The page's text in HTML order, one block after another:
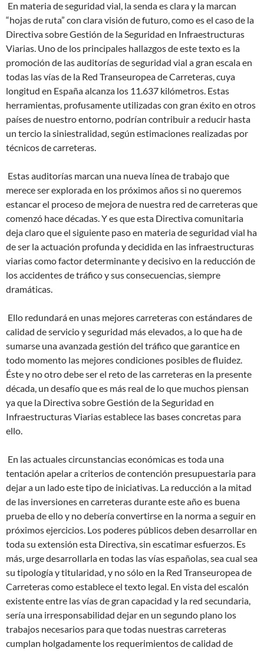
En materia de seguridad vial, la senda es clara y la marcan
“hojas de ruta” con clara visión de futuro, como es el caso de la
Directiva sobre Gestión de la Seguridad en Infraestructuras
Viarias. Uno de los principales hallazgos de este texto es la
promoción de las auditorías de seguridad vial a gran escala en
todas las vías de la Red Transeuropea de Carreteras, cuya
longitud en España alcanza los 11.637 kilómetros. Estas
herramientas, profusamente utilizadas con gran éxito en otros
países de nuestro entorno, podrían contribuir a reducir hasta
un tercio la siniestralidad, según estimaciones realizadas por
técnicos de carreteras.
Estas auditorías marcan una nueva línea de trabajo que
merece ser explorada en los próximos años si no queremos
estancar el proceso de mejora de nuestra red de carreteras que
comenzó hace décadas. Y es que esta Directiva comunitaria
deja claro que el siguiente paso en materia de seguridad vial ha
de ser la actuación profunda y decidida en las infraestructuras
viarias como factor determinante y decisivo en la reducción de
los accidentes de tráfico y sus consecuencias, siempre
dramáticas.
Ello redundará en unas mejores carreteras con estándares de
calidad de servicio y seguridad más elevados, a lo que ha de
sumarse una avanzada gestión del tráfico que garantice en
todo momento las mejores condiciones posibles de fluidez.
Éste y no otro debe ser el reto de las carreteras en la presente
década, un desafío que es más real de lo que muchos piensan
ya que la Directiva sobre Gestión de la Seguridad en
Infraestructuras Viarias establece las bases concretas para
ello.
En las actuales circunstancias económicas es toda una
tentación apelar a criterios de contención presupuestaria para
dejar a un lado este tipo de iniciativas. La reducción a la mitad
de las inversiones en carreteras durante este año es buena
prueba de ello y no debería convertirse en la norma a seguir en
próximos ejercicios. Los poderes públicos deben desarrollar en
toda su extensión esta Directiva, sin escatimar esfuerzos. Es
más, urge desarrollarla en todas las vías españolas, sea cual sea
su tipología y titularidad, y no sólo en la Red Transeuropea de
Carreteras como establece el texto legal. En vista del escalón
existente entre las vías de gran capacidad y la red secundaria,
sería una irresponsabilidad dejar en un segundo plano los
trabajos necesarios para que todas nuestras carreteras
cumplan holgadamente los requerimientos de calidad de